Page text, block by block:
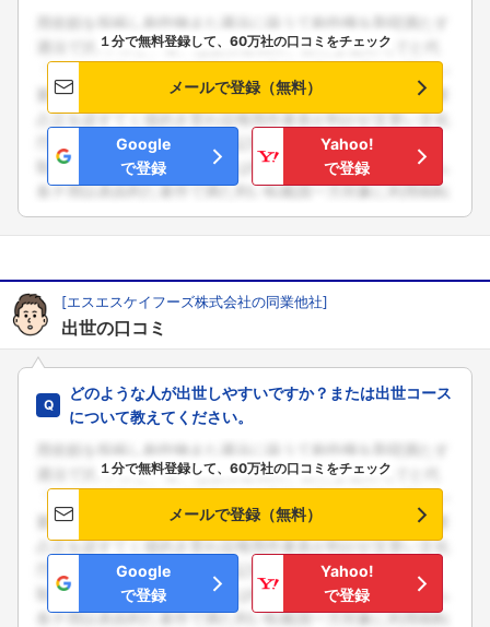
１分で無料登録して、60万社の口コミをチェック
メールで登録（無料）
Google
で登録
Yahoo!
で登録
[エスエスケイフーズ株式会社の同業他社]
出世の口コミ
どのような人が出世しやすいですか？または出世コース
について教えてください。
１分で無料登録して、60万社の口コミをチェック
メールで登録（無料）
Google
で登録
Yahoo!
で登録